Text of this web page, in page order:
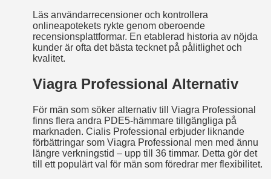
Läs användarrecensioner och kontrollera
onlineapotekets rykte genom oberoende
recensionsplattformar. En etablerad historia av nöjda
kunder är ofta det bästa tecknet på pålitlighet och
kvalitet.
Viagra Professional Alternativ
För män som söker alternativ till Viagra Professional
finns flera andra PDE5-hämmare tillgängliga på
marknaden. Cialis Professional erbjuder liknande
förbättringar som Viagra Professional men med ännu
längre verkningstid – upp till 36 timmar. Detta gör det
till ett populärt val för män som föredrar mer flexibilitet.